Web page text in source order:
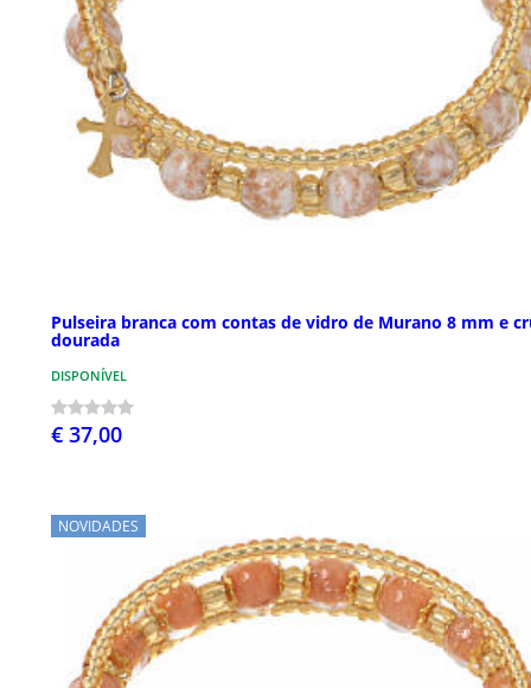
Pulseira branca com contas de vidro de Murano 8 mm e
dourada
DISPONÍVEL
€ 37,00
NOVIDADES